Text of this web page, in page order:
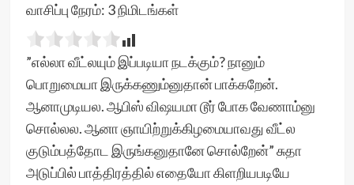
வாசிப்பு நேரம்: 3நிமிடங்கள்
”எல்லா வீட்லயும் இப்படியா நடக்கும்? நானும்
பொறுமையா இருக்கணும்னுதான் பாக்கறேன்.
ஆனாமுடியல. ஆபிஸ் விஷயமா டூர் போக வேணாம்னு
சொல்லல. ஆனா ஞாயிற்றுக்கிழமையாவது வீட்ல
குடும்பத்தோட இருங்கனுதானே சொல்றேன்” சுதா
அடுப்பில் பாத்திரத்தில் எதையோ கிளறியபடியே